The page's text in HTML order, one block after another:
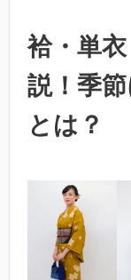
袷・単
説！季
とは？